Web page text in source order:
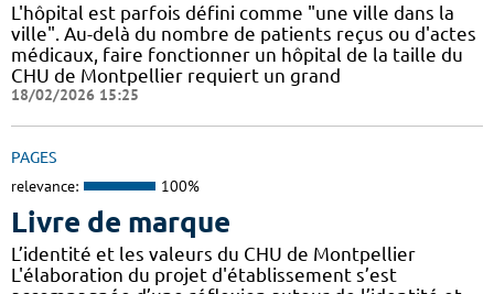
L'hôpital est parfois défini comme "une ville dans la
ville". Au-delà du nombre de patients reçus ou d'actes
médicaux, faire fonctionner un hôpital de la taille du
CHU de Montpellier requiert un grand
18/02/2026 15:25
PAGES
relevance: 100%
Livre de marque
L’identité et les valeurs du CHU de Montpellier
L'élaboration du projet d'établissement s’est